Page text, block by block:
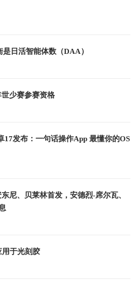
日活智能体数（DAA）
少赛参赛资格
17发布：一句话操作App 最懂你的OS
尼、贝莱林首发，安德烈-席尔瓦、
于光刻胶